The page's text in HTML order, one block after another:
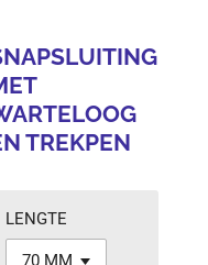
TREKPEN
LENGTE